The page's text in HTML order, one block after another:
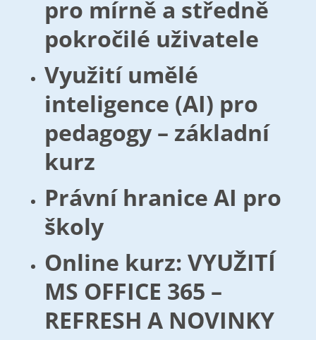
pro mírně a středně
pokročilé uživatele
Využití umělé
inteligence (AI) pro
pedagogy – základní
kurz
Právní hranice AI pro
školy
Online kurz: VYUŽITÍ
MS OFFICE 365 –
REFRESH A NOVINKY